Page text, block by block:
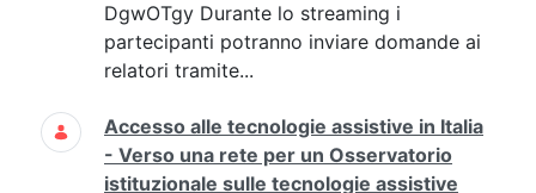
DgwOTgy Durante lo streaming i
partecipanti potranno inviare domande ai
relatori tramite...
Accesso alle tecnologie assistive in Italia
- Verso una rete per un Osservatorio
istituzionale sulle tecnologie assistive